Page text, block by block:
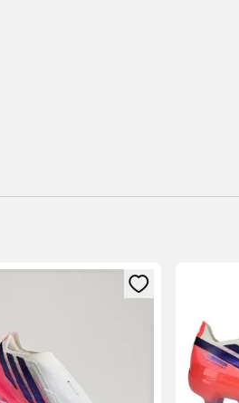
prijavo ali vpis kot član Odpre